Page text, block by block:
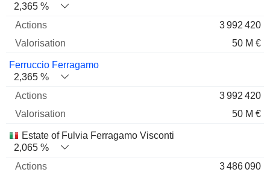
2,365 %
3 992 420
50 M €
Ferruccio Ferragamo
2,365 %
3 992 420
50 M €
Estate of Fulvia Ferragamo Visconti
2,065 %
3 486 090